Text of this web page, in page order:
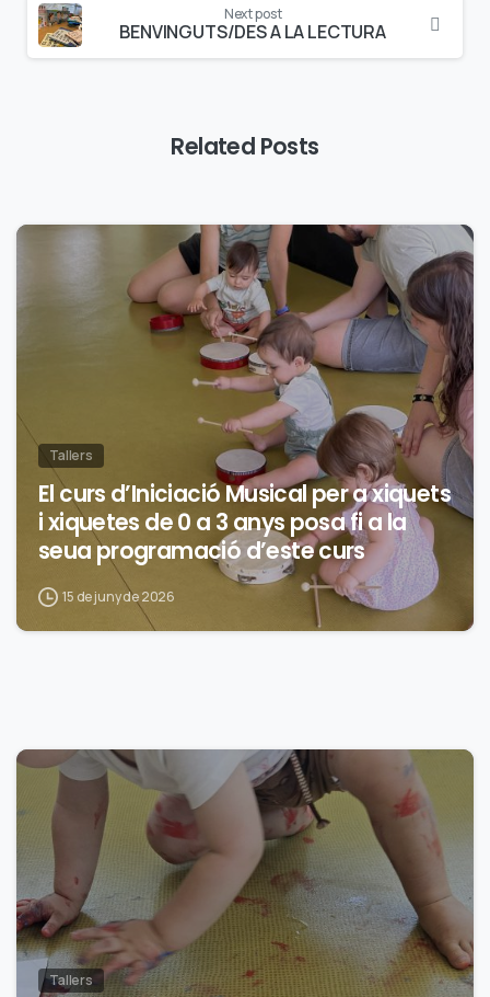
Next post
BENVINGUTS/DES A LA LECTURA
Related Posts
0
Tallers
El curs d’Iniciació Musical per a xiquets
i xiquetes de 0 a 3 anys posa fi a la
seua programació d’este curs
15 de juny de 2026
Tallers